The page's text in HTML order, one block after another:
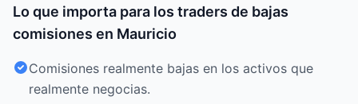
Lo que importa para los traders de bajas
comisiones en Mauricio
Comisiones realmente bajas en los activos que
realmente negocias.